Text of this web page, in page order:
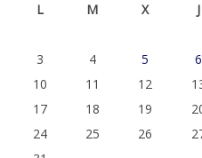
L M X J
3
4 5 6
10
11 12
17
18 19
24
25 26